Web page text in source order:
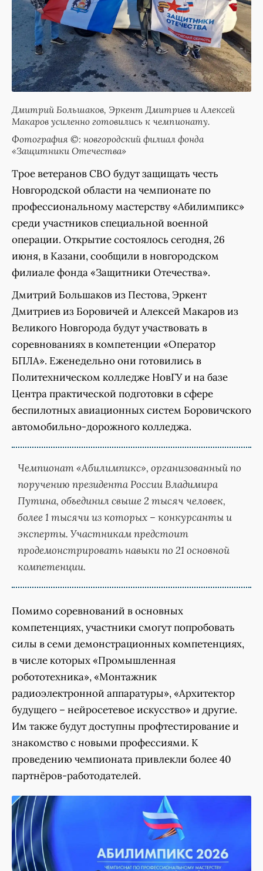
Дмитрий Большаков, Эркент Дмитриев и Алексей
Макаров усиленно готовились к чемпионату.
Фотография ©: новгородский филиал фонда
«Защитники Отечества»
Трое ветеранов СВО будут защищать честь
Новгородской области на чемпионате по
профессиональному мастерству «Абилимпикс»
среди участников специальной военной
операции. Открытие состоялось сегодня, 26
июня, в Казани, сообщили в новгородском
филиале фонда «Защитники Отечества».
Дмитрий Большаков из Пестова, Эркент
Дмитриев из Боровичей и Алексей Макаров из
Великого Новгорода будут участвовать в
соревнованиях в компетенции «Оператор
БПЛА». Еженедельно они готовились в
Политехническом колледже НовГУ и на базе
Центра практической подготовки в сфере
беспилотных авиационных систем Боровичского
автомобильно-дорожного колледжа.
Чемпионат «Абилимпикс», организованный по
поручению президента России Владимира
Путина, объединил свыше 2 тысяч человек,
более 1 тысячи из которых – конкурсанты и
эксперты. Участникам предстоит
продемонстрировать навыки по 21 основной
компетенции.
Помимо соревнований в основных
компетенциях, участники смогут попробовать
силы в семи демонстрационных компетенциях,
в числе которых «Промышленная
робототехника», «Монтажник
радиоэлектронной аппаратуры», «Архитектор
будущего – нейросетевое искусство» и другие.
Им также будут доступны профтестирование и
знакомство с новыми профессиями. К
проведению чемпионата привлекли более 40
партнёров-работодателей.